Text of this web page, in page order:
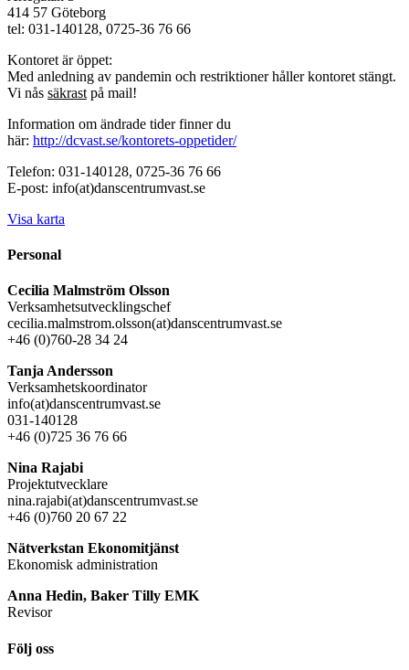
414 57 Göteborg
tel: 031-140128, 0725-36 76 66
Kontoret är öppet:
Med anledning av pandemin och restriktioner håller kontoret stängt.
Vi nås säkrast på mail!
Information om ändrade tider finner du
här: http://dcvast.se/kontorets-oppetider/
Telefon: 031-140128, 0725-36 76 66
E-post: info(at)danscentrumvast.se
Visa karta
Personal
Cecilia Malmström Olsson
Verksamhetsutvecklingschef
cecilia.malmstrom.olsson(at)danscentrumvast.se
+46 (0)760-28 34 24
Tanja Andersson
Verksamhetskoordinator
info(at)danscentrumvast.se
031-140128
+46 (0)725 36 76 66
Nina Rajabi
Projektutvecklare
nina.rajabi(at)danscentrumvast.se
+46 (0)760 20 67 22
Nätverkstan Ekonomitjänst
Ekonomisk administration
Anna Hedin, Baker Tilly EMK
Revisor
Följ oss